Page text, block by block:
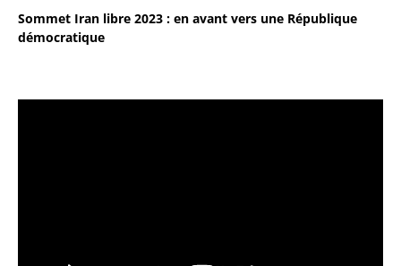
Sommet Iran libre 2023 : en avant vers une République
démocratique